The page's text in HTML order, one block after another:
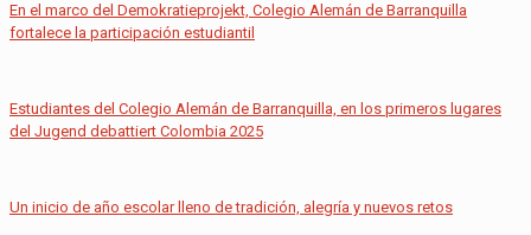
En el marco del Demokratieprojekt, Colegio Alemán de Barranquilla
fortalece la participación estudiantil
Estudiantes del Colegio Alemán de Barranquilla, en los primeros lugares
del Jugend debattiert Colombia 2025
Un inicio de año escolar lleno de tradición, alegría y nuevos retos